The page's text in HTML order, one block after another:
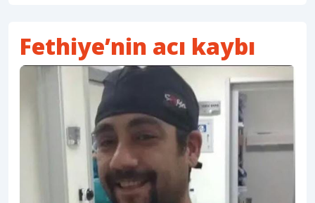
Fethiye’nin acı kaybı